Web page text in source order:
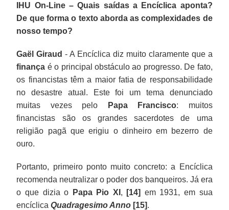
IHU On-Line – Quais saídas a Encíclica aponta?
De que forma o texto aborda as complexidades de
nosso tempo?
Gaël Giraud - A Encíclica diz muito claramente que a
finança é o principal obstáculo ao progresso. De fato,
os financistas têm a maior fatia de responsabilidade
no desastre atual. Este foi um tema denunciado
muitas vezes pelo
Papa Francisco: muitos
financistas são os grandes sacerdotes de uma
religião pagã que erigiu o dinheiro em bezerro de
ouro.
Portanto, primeiro ponto muito concreto: a Encíclica
recomenda neutralizar o poder dos banqueiros. Já era
o que dizia o
Papa Pio XI , [14] em 1931, em sua
encíclicaQuadragesimo Anno [15].